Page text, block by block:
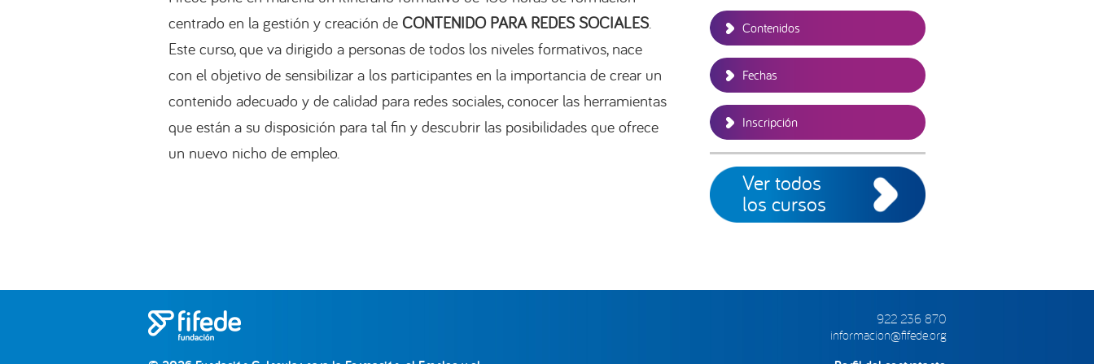
centrado en la gestión y creación de CONTENIDO PARA REDES SOCIALES.
Este curso, que va dirigido a personas de todos los niveles formativos, nace
con el objetivo de sensibilizar a los participantes en la importancia de crear un
contenido adecuado y de calidad para redes sociales, conocer las herramientas
que están a su disposición para tal fin y descubrir las posibilidades que ofrece
un nuevo nicho de empleo.
Contenidos
Fechas
Inscripción
Ver todos
los cursos
922 236 870
informacion@fifede.org